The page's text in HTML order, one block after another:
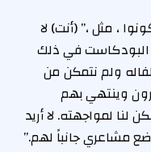
، مثل ،” (أنت) لا
البودكاست في ذلك
ولم نتمكن من
وينتهي بهم
لنا لمواجهته. لا أريد
مشاعري جانباً لهم.”